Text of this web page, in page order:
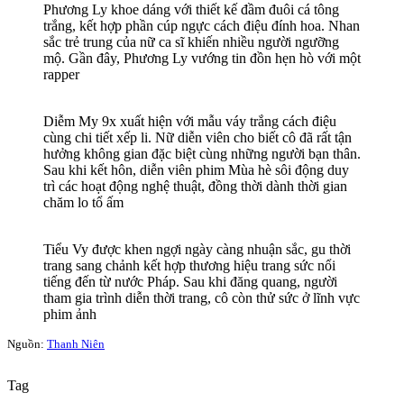
Phương Ly khoe dáng với thiết kế đầm đuôi cá tông
trắng, kết hợp phần cúp ngực cách điệu đính hoa. Nhan
sắc trẻ trung của nữ ca sĩ khiến nhiều người ngưỡng
mộ. Gần đây, Phương Ly vướng tin đồn hẹn hò với một
rapper
Diễm My 9x xuất hiện với mẫu váy trắng cách điệu
cùng chi tiết xếp li. Nữ diễn viên cho biết cô đã rất tận
hưởng không gian đặc biệt cùng những người bạn thân.
Sau khi kết hôn, diễn viên phim Mùa hè sôi động duy
trì các hoạt động nghệ thuật, đồng thời dành thời gian
chăm lo tổ ấm
Tiểu Vy được khen ngợi ngày càng nhuận sắc, gu thời
trang sang chảnh kết hợp thương hiệu trang sức nổi
tiếng đến từ nước Pháp. Sau khi đăng quang, người
tham gia trình diễn thời trang, cô còn thử sức ở lĩnh vực
phim ảnh
Nguồn: Thanh Niên
Tag